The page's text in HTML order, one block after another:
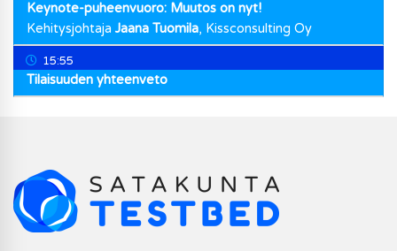
Keynote-puheenvuoro: Muutos on nyt!
Kehitysjohtaja Jaana Tuomila, Kissconsulting Oy
15:55
Tilaisuuden yhteenveto